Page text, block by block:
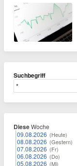
Suchbegriff
DieseWoche
09.08.2026 (Heute)
08.08.2026 (Gestern)
07.08.2026 (Fr)
06.08.2026 (Do)
05.08.2026 (Mi)